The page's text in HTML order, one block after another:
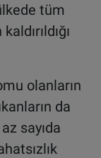
tüm
olanların
da
sayıda